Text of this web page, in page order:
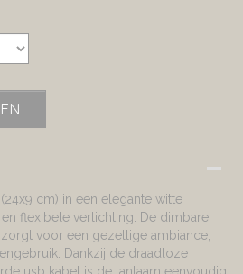
cm) in een elegante witte
flexibele verlichting. De dimbare
voor een gezellige ambiance,
Dankzij de draadloze